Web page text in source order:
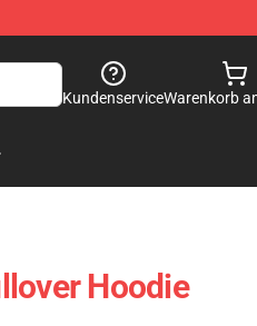
KundenserviceWarenkorb
Hoodie